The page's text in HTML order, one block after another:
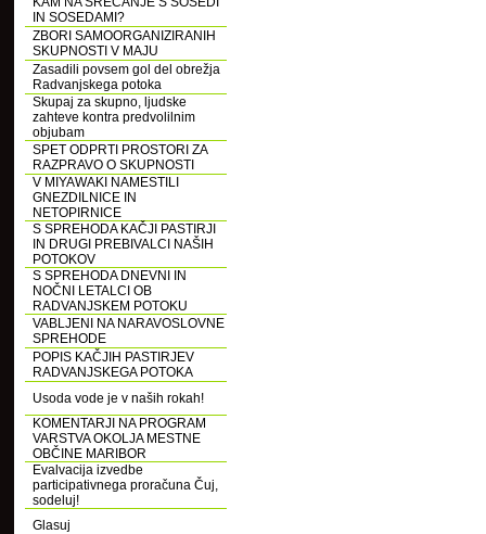
IN SOSEDAMI?
ZBORI SAMOORGANIZIRANIH
SKUPNOSTI V MAJU
Zasadili povsem gol del obrežja
Radvanjskega potoka
Skupaj za skupno, ljudske
zahteve kontra predvolilnim
objubam
SPET ODPRTI PROSTORI ZA
RAZPRAVO O SKUPNOSTI
V MIYAWAKI NAMESTILI
GNEZDILNICE IN
NETOPIRNICE
S SPREHODA KAČJI PASTIRJI
IN DRUGI PREBIVALCI NAŠIH
POTOKOV
S SPREHODA DNEVNI IN
NOČNI LETALCI OB
RADVANJSKEM POTOKU
VABLJENI NA NARAVOSLOVNE
SPREHODE
POPIS KAČJIH PASTIRJEV
RADVANJSKEGA POTOKA
Usoda vode je v naših rokah!
KOMENTARJI NA PROGRAM
VARSTVA OKOLJA MESTNE
OBČINE MARIBOR
Evalvacija izvedbe
participativnega proračuna Čuj,
sodeluj!
Glasuj